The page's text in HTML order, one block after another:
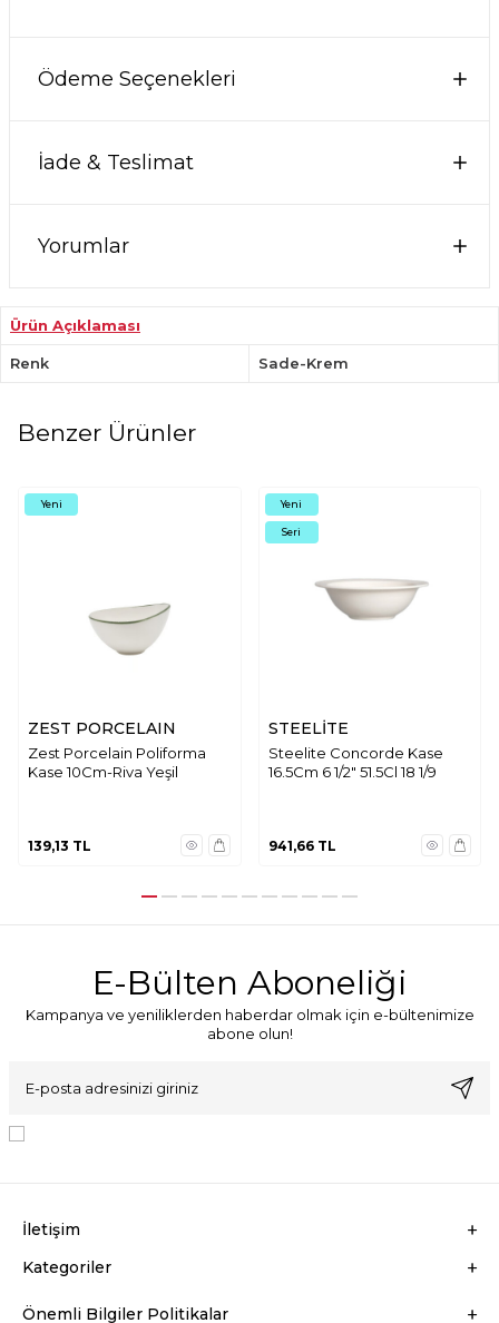
Ödeme Seçenekleri
İade & Teslimat
Yorumlar
Ürün Açıklaması
Renk Sade-Krem
Benzer Ürünler
Yeni
ZEST PORCELAIN
Zest Porcelain Poliforma
Kase 10Cm-Riva Yeşil
139,13 TL
Yeni
Seri
STEELİTE
Steelite Concorde Kase
16.5Cm 6 1/2" 51.5Cl 18 1/9
941,66TL
E-Bülten Aboneliği
Kampanya ve yeniliklerden haberdar olmak için e-bültenimize
abone olun!
İletişim
Kategoriler
Önemli Bilgiler Politikalar